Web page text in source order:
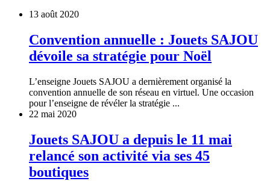
13 août 2020
Convention annuelle : Jouets SAJOU
dévoile sa stratégie pour Noël
L’enseigne Jouets SAJOU a dernièrement organisé la
convention annuelle de son réseau en virtuel. Une occasion
pour l’enseigne de révéler la stratégie ...
22 mai 2020
Jouets SAJOU a depuis le 11 mai
relancé son activité via ses 45
boutiques